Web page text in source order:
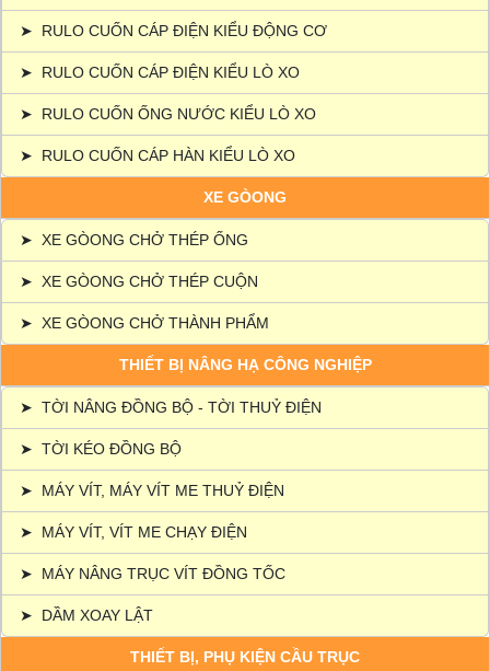
➤ RULO CUỐN CÁP ĐIỆN KIỂU ĐỘNG CƠ
➤ RULO CUỐN CÁP ĐIỆN KIỂU LÒ XO
➤ RULO CUỐN ỐNG NƯỚC KIỂU LÒ XO
➤ RULO CUỐN CÁP HÀN KIỂU LÒ XO
XE GÒONG
➤ XE GÒONG CHỞ THÉP ỐNG
➤ XE GÒONG CHỞ THÉP CUỘN
➤ XE GÒONG CHỞ THÀNH PHẨM
THIẾT BỊ NÂNG HẠ CÔNG NGHIỆP
➤ TỜI NÂNG ĐỒNG BỘ - TỜI THUỶ ĐIỆN
➤ TỜI KÉO ĐỒNG BỘ
➤ MÁY VÍT, MÁY VÍT ME THUỶ ĐIỆN
➤ MÁY VÍT, VÍT ME CHẠY ĐIỆN
➤ MÁY NÂNG TRỤC VÍT ĐỒNG TỐC
➤ DẦM XOAY LẬT
THIẾT BỊ, PHỤ KIỆN CẦU TRỤC